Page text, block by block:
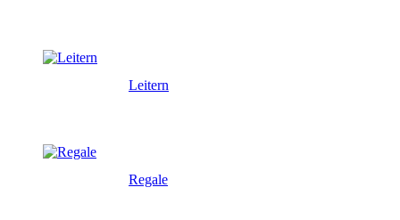
Leitern
Regale